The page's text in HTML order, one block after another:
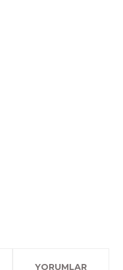
YORUMLAR